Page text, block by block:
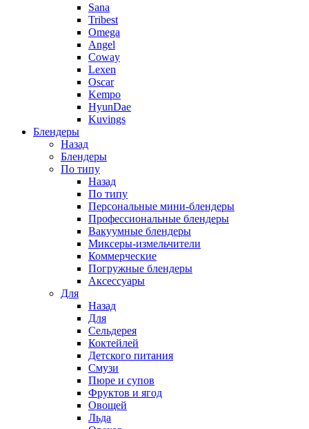
Sana
Tribest
Omega
Angel
Coway
Lexen
Oscar
Kempo
HyunDae
Kuvings
Блендеры
Назад
Блендеры
По типу
Назад
По типу
Персональные мини-блендеры
Профессиональные блендеры
Вакуумные блендеры
Миксеры-измельчители
Коммерческие
Погружные блендеры
Аксессуары
Для
Назад
Для
Сельдерея
Коктейлей
Детского питания
Смузи
Пюре и супов
Фруктов и ягод
Овощей
Льда